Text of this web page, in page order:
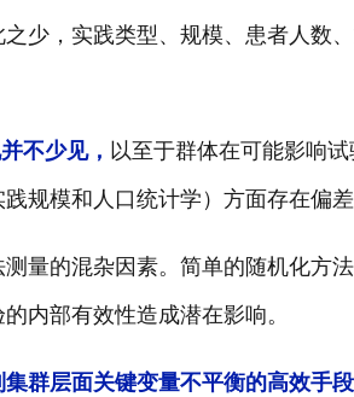
少，实践类型、规模、患者人数
不少见， 以至于群体在可能影响
规模和人口统计学）方面存在偏差
量的混杂因素。简单的随机化方
内部有效性造成潜在影响。
群层面关键变量不平衡的高效手段